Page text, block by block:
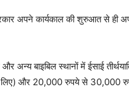
अपने कार्यकाल की शुरुआत से ही
अन्य बाइबिल स्थानों में ईसाई
और 20,000 रुपये से 30,000